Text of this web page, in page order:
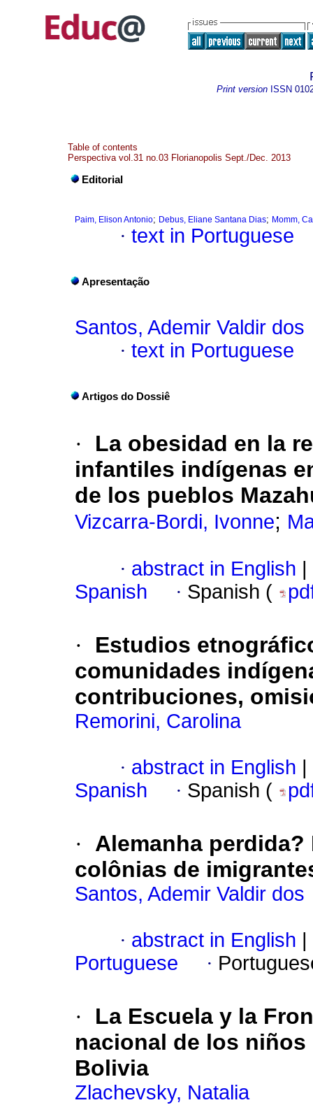
Print version ISSN
Table of contents
Perspectiva vol.31 no.03 Florianopolis Sept./Dec. 2013
Editorial
Paim, Elison Antonio; Debus, Eliane Santana Dias; Momm,
· text in Portuguese
Apresentação
Santos, Ademir Valdir dos
· text in Portuguese
Artigos do Dossiê
·
La obesidad en la
infantiles indígenas
de los pueblos
Vizcarra-Bordi, Ivonne;
· abstract in English
Spanish
· Spanish (
·
Estudios
comunidades
contribuciones,
Remorini, Carolina
· abstract in English
Spanish
· Spanish (
·
Alemanha
colônias de
Santos, Ademir Valdir dos
· abstract in English
Portuguese
·
·
La Escuela y la
nacional de los
Bolivia
Zlachevsky, Natalia